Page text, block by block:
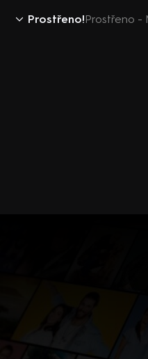
Prostřeno!Prostřeno -